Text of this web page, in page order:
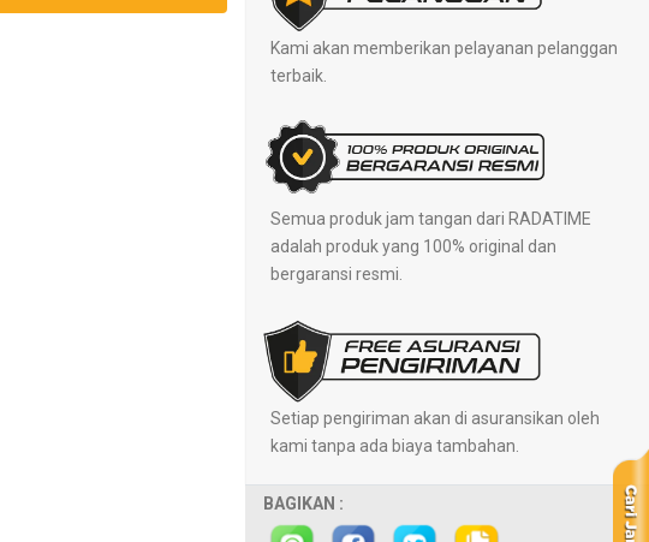
Kami akan memberikan pelayanan pelanggan
terbaik.
Semua produk jam tangan dari RADATIME
adalah produk yang 100% original dan
bergaransi resmi.
Setiap pengiriman akan di asuransikan oleh
kami tanpa ada biaya tambahan.
BAGIKAN :